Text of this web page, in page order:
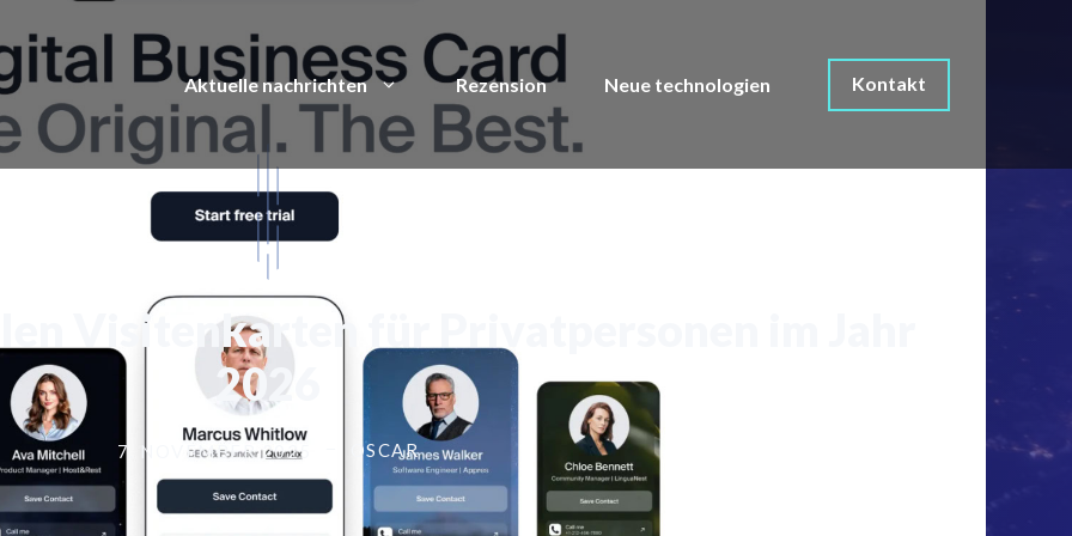
Aktuelle nachrichten Rezension Neue technologien Kontakt
Visitenkarten für Privatpersonen im Jahr
2026
7. NOVEMBER 2025 OSCAR